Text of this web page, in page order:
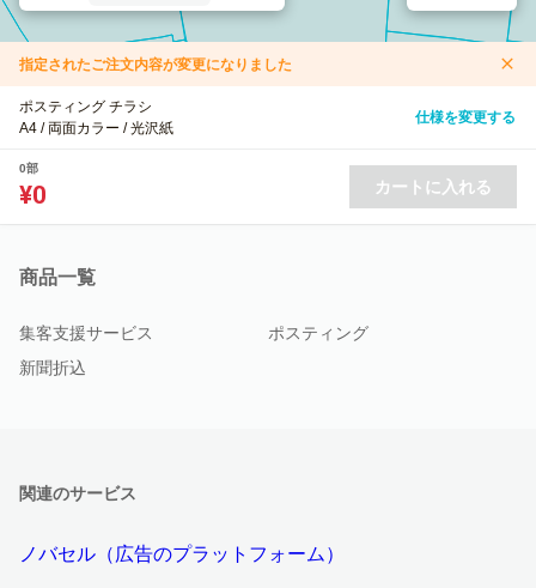
指定されたご注文内容が変更になりました
ポスティング チラシ
A4 / 両面カラー / 光沢紙
仕様を変更する
0部
¥0 カートに入れる
商品一覧
集客支援サービス
ポスティング
新聞折込
関連のサービス
ノバセル（広告のプラットフォーム）